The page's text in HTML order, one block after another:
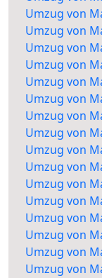
Umzug von
Umzug von
Umzug von
Umzug von
Umzug von
Umzug von
Umzug von
Umzug von
Umzug von
Umzug von
Umzug von
Umzug von
Umzug von
Umzug von
Umzug von
Umzug von